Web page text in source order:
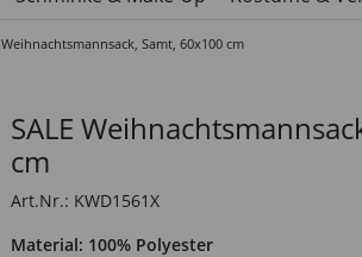
Weihnachtsmannsack, Samt, 60x100 cm
SALE
cm
Art.Nr.: KWD1561X
Material: 100% Polyester